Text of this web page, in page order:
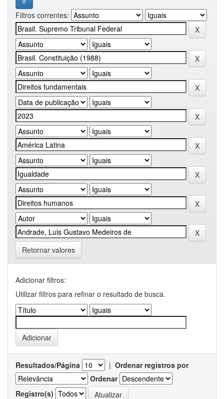
Filtros correntes:
Retornar valores
Adicionar filtros:
Utilizar filtros para refinar o resultado de busca.
Resultados/Página | Ordenar registros por
Ordenar
Registro(s)